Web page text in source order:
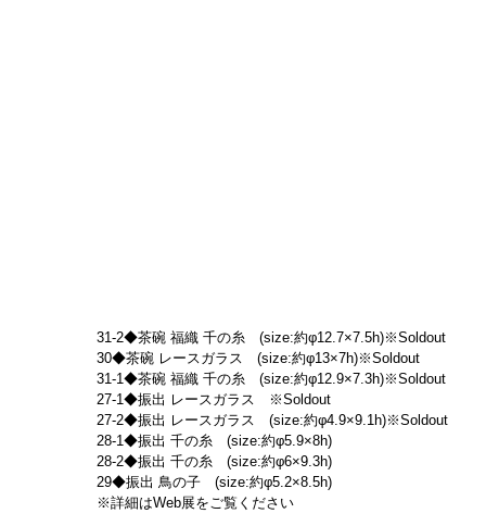
31-2◆茶碗 福織 千の糸　(size:約φ12.7×7.5h)※Soldout
30◆茶碗 レースガラス　(size:約φ13×7h)※Soldout
31-1◆茶碗 福織 千の糸　(size:約φ12.9×7.3h)※Soldout
27-1◆振出 レースガラス　※Soldout
27-2◆振出 レースガラス　(size:約φ4.9×9.1h)※Soldout
28-1◆振出 千の糸　(size:約φ5.9×8h)
28-2◆振出 千の糸　(size:約φ6×9.3h)
29◆振出 鳥の子　(size:約φ5.2×8.5h)
※詳細はWeb展をご覧ください